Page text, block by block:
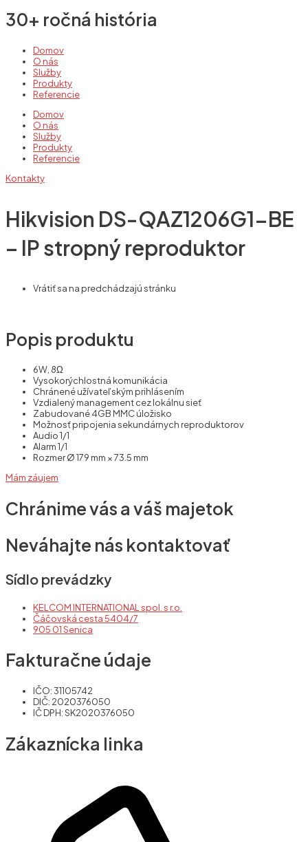
30+ ročná história
Domov
O nás
Služby
Produkty
Referencie
Domov
O nás
Služby
Produkty
Referencie
Kontakty
Hikvision DS-QAZ1206G1-BE
– IP stropný reproduktor
Vrátiť sa na predchádzajú stránku
Popis produktu
6W, 8Ω
Vysokorýchlostná komunikácia
Chránené užívateľským prihlásením
Vzdialený management cez lokálnu sieť
Zabudované 4GB MMC úložisko
Možnosť pripojenia sekundárnych reproduktorov
Audio 1/1
Alarm 1/1
Rozmer Ø 179 mm × 73.5 mm
Mám záujem
Chránime vás a váš majetok
Neváhajte nás kontaktovať
Sídlo prevádzky
KELCOM INTERNATIONAL spol. s r.o.
Čáčovská cesta 5404/7
905 01 Senica
Fakturačne údaje
IČO: 31105742
DIČ: 2020376050
IČ DPH: SK2020376050
Zákaznícka linka